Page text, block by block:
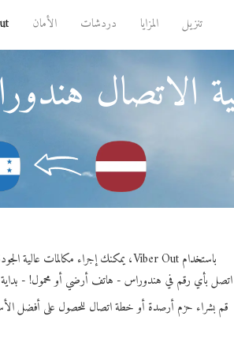
تنزيل المزايا دردشات الأمان
الاتصال
باستخدام Viber Out، يمكنك إجراء مكالمات عالية الجودة إلى هندوراس من لاتفيا.
اتصل بأي رقم في هندوراس - هاتف أرضي أو محمول! - بداية من 26.6 ¢ فقط لكل
قم بشراء حزم أرصدة أو خطة اتصال للحصول على أفضل